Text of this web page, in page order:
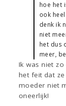
hoe het
ook
denk ik
niet
het dus
meer,
Ik was niet
het feit dat
moeder niet
oneerlijk!